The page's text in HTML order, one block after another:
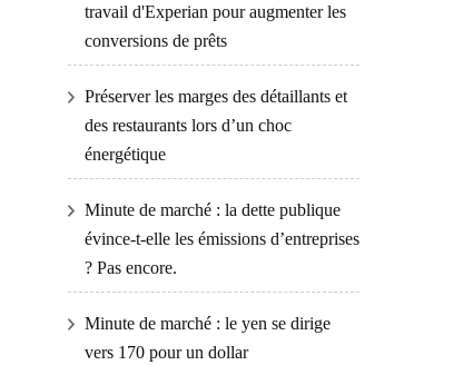
travail d'Experian pour augmenter les
conversions de prêts
Préserver les marges des détaillants et
des restaurants lors d’un choc
énergétique
Minute de marché : la dette publique
évince-t-elle les émissions d’entreprises
? Pas encore.
Minute de marché : le yen se dirige
vers 170 pour un dollar